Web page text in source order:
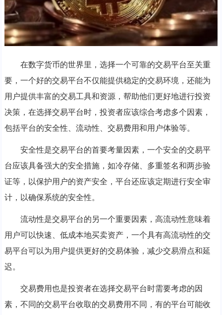
在数字货币的世界里，选择一个可靠的交易平台至关重
要，一个好的交易平台不仅能提供稳定的交易环境，还能为
用户提供丰富的交易工具和资源，帮助他们更好地进行投资
决策，在选择交易平台时，投资者应该综合考虑多个因素，
包括平台的安全性、流动性、交易费用和用户体验等。
安全性是交易平台的首要考量因素，一个安全的交易平
台应该具备强大的安全措施，如冷存储、多重签名和两步验
证等，以保护用户的资产安全，平台还应该定期进行安全审
计，以确保系统的安全性。
流动性是交易平台的另一个重要因素，高流动性意味着
用户可以快速、低成本地买卖资产，一个具有高流动性的交
易平台可以为用户提供更好的交易体验，减少交易滑点和延
迟。
交易费用也是投资者在选择交易平台时需要考虑的因
素，不同的交易平台收取的交易费用不同，有的平台可能收